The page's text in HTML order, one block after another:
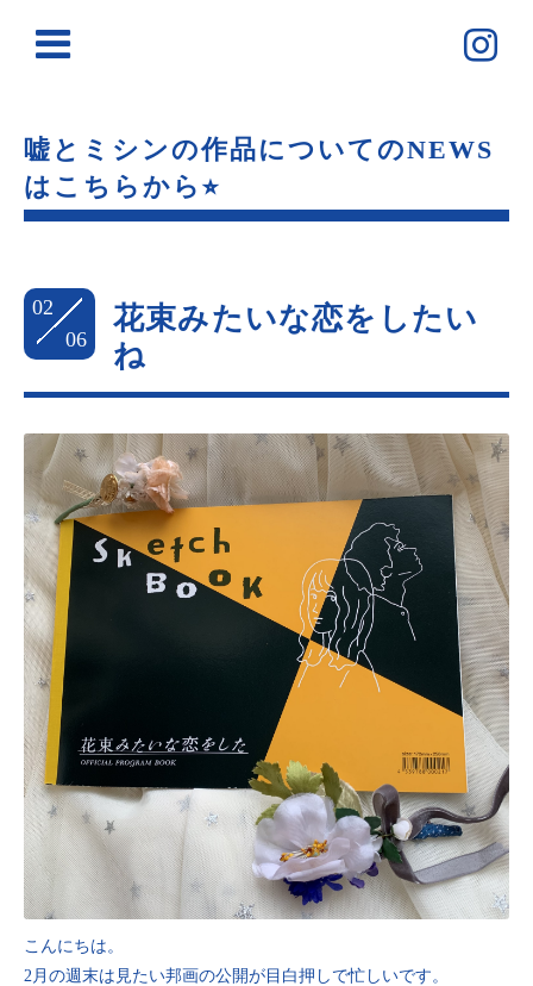
嘘とミシンの作品についてのNEWS
はこちらから⭐︎
02
06
花束みたいな恋をしたい
ね
こんにちは。
2月の週末は見たい邦画の公開が目白押しで忙しいです。